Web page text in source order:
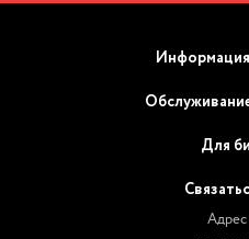
Для
Адрес